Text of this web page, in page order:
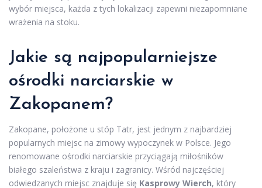
wybór miejsca, każda z tych lokalizacji zapewni niezapomniane
wrażenia na stoku.
Jakie są najpopularniejsze
ośrodki narciarskie w
Zakopanem?
Zakopane, położone u stóp Tatr, jest jednym z najbardziej
popularnych miejsc na zimowy wypoczynek w Polsce. Jego
renomowane ośrodki narciarskie przyciągają miłośników
białego szaleństwa z kraju i zagranicy. Wśród najczęściej
odwiedzanych miejsc znajduje się Kasprowy Wierch, który